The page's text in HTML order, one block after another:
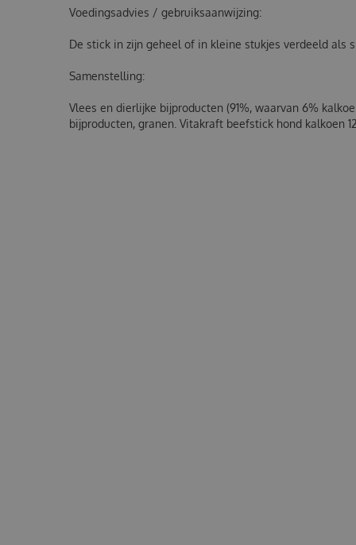
Voedingsadvies / gebruiksaanwijzing:
De stick in zijn geheel of in kleine stukjes verdeeld als
Samenstelling:
Vlees en dierlijke bijproducten (91%, waarvan 6%
bijproducten, granen. Vitakraft beefstick hond kalkoen